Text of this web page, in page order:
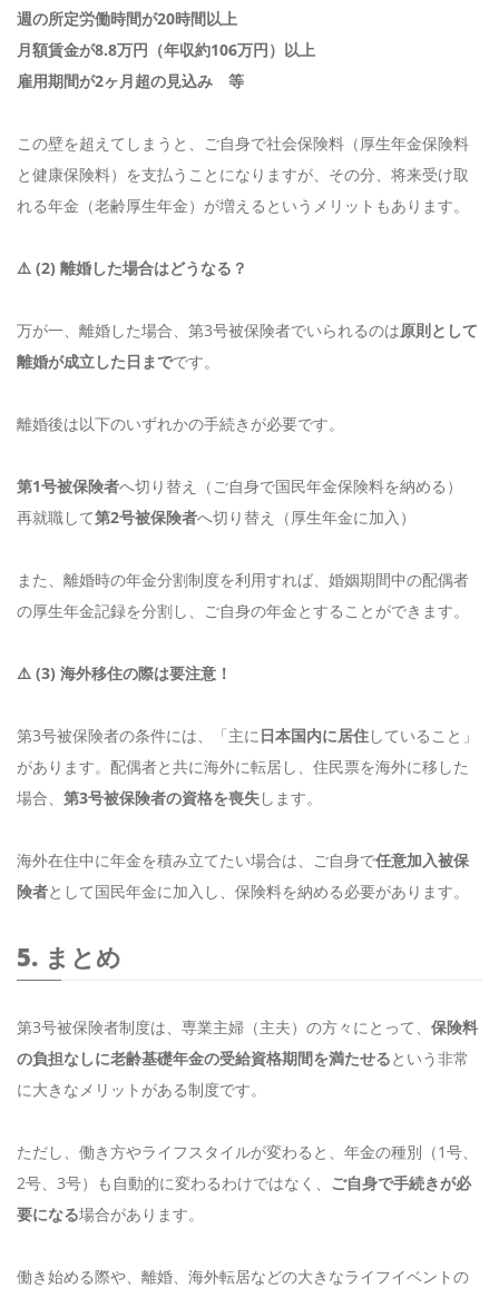
週の所定労働時間が20時間以上
月額賃金が8.8万円（年収約106万円）以上
雇用期間が2ヶ月超の見込み 等
この壁を超えてしまうと、ご自身で社会保険料（厚生年金保険料
と健康保険料）を支払うことになりますが、その分、将来受け取
れる年金（老齢厚生年金）が増えるというメリットもあります。
⚠️ (2) 離婚した場合はどうなる？
万が一、離婚した場合、第3号被保険者でいられるのは原則として
離婚が成立した日までです。
離婚後は以下のいずれかの手続きが必要です。
第1号被保険者へ切り替え（ご自身で国民年金保険料を納める）
再就職して第2号被保険者へ切り替え（厚生年金に加入）
また、離婚時の年金分割制度を利用すれば、婚姻期間中の配偶者
の厚生年金記録を分割し、ご自身の年金とすることができます。
⚠️ (3) 海外移住の際は要注意！
第3号被保険者の条件には、「主に日本国内に居住していること」
があります。配偶者と共に海外に転居し、住民票を海外に移した
場合、 第3号被保険者の資格を喪失します。
海外在住中に年金を積み立てたい場合は、ご自身で任意加入被保
険者として国民年金に加入し、保険料を納める必要があります。
5. まとめ
第3号被保険者制度は、専業主婦（主夫）の方々にとって、 保険料
の負担なしに老齢基礎年金の受給資格期間を満たせるという非常
に大きなメリットがある制度です。
ただし、働き方やライフスタイルが変わると、年金の種別（1号、
2号、3号）も自動的に変わるわけではなく、 ご自身で手続きが必
要になる場合があります。
働き始める際や、離婚、海外転居などの大きなライフイベントの